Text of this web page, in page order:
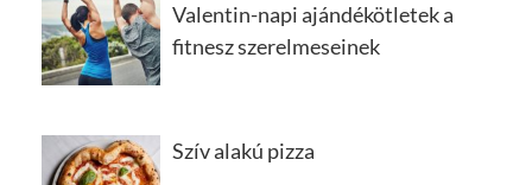
Valentin-napi ajándékötletek a
fitnesz szerelmeseinek
Szív alakú pizza